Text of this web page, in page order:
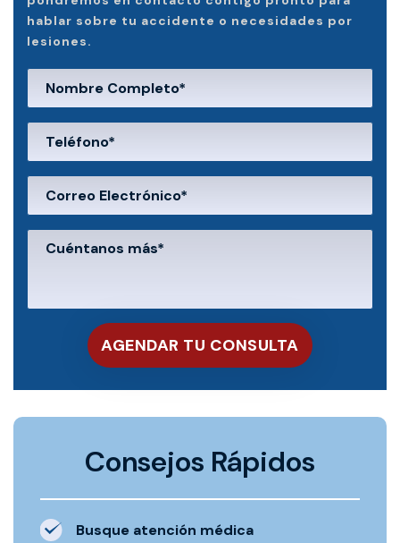
hablar sobre tu accidente o necesidades por
lesiones.
Consejos Rápidos
Busque atención médica